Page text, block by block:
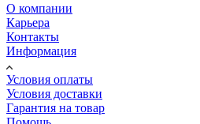
О компании
Карьера
Контакты
Информация
Условия оплаты
Условия доставки
Гарантия на товар